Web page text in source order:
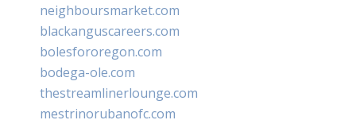
neighboursmarket.com
blackanguscareers.com
bolesfororegon.com
bodega-ole.com
thestreamlinerlounge.com
mestrinorubanofc.com